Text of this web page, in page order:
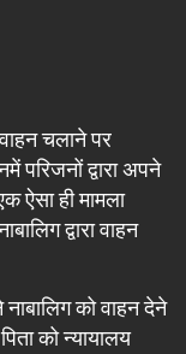
चलाने पर
द्वारा अपने
ऐसा ही मामला
द्वारा वाहन
को वाहन देने
को न्यायालय